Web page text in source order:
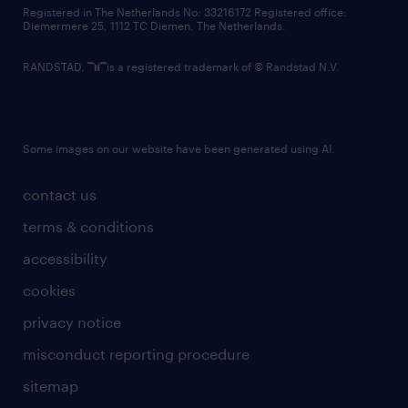
contact us
terms & conditions
accessibility
cookies
privacy notice
misconduct reporting procedure
sitemap
Registered in The Netherlands No: 33216172 Registered office:
Diemermere 25, 1112 TC Diemen, The Netherlands.
RANDSTAD, is a registered trademark of © Randstad N.V.
Some images on our website have been generated using AI.